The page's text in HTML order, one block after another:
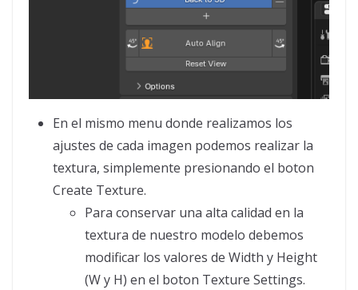
En el mismo menu donde realizamos los
ajustes de cada imagen podemos realizar la
textura, simplemente presionando el boton
Create Texture.
Para conservar una alta calidad en la
textura de nuestro modelo debemos
modificar los valores de Width y Height
(W y H) en el boton Texture Settings.